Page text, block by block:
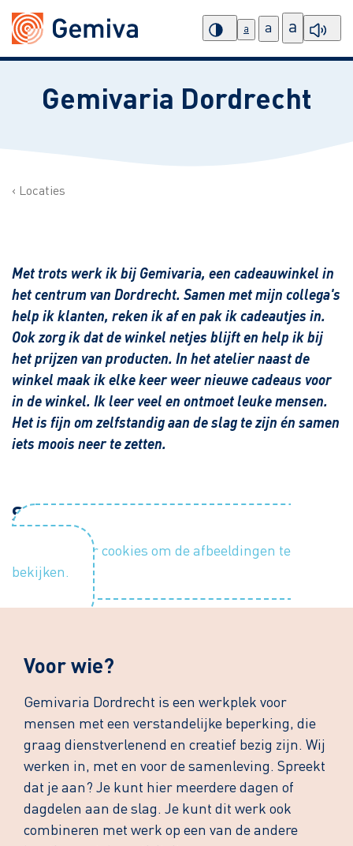
a a a
Gemivaria Dordrecht
Locaties
Met trots werk ik bij Gemivaria, een cadeauwinkel in
het centrum van Dordrecht. Samen met mijn collega's
help ik klanten, reken ik af en pak ik cadeautjes in.
Ook zorg ik dat de winkel netjes blijft en help ik bij
het prijzen van producten. In het atelier naast de
winkel maak ik elke keer weer nieuwe cadeaus voor
in de winkel. Ik leer veel en ontmoet leuke mensen.
Het is fijn om zelfstandig aan de slag te zijn én samen
iets moois neer te zetten.
Sfeerimpressie
Accepteer cookies om de afbeeldingen te
bekijken.
Voor wie?
Gemivaria Dordrecht is een werkplek voor
mensen met een verstandelijke beperking, die
graag dienstverlenend en creatief bezig zijn. Wij
werken in, met en voor de samenleving. Spreekt
dat je aan? Je kunt hier meerdere dagen of
dagdelen aan de slag. Je kunt dit werk ook
combineren met werk op een van de andere